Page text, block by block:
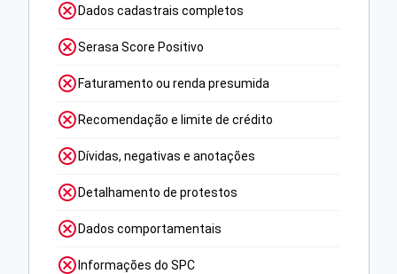
Dados cadastrais completos
Serasa Score Positivo
Faturamento ou renda presumida
Recomendação e limite de crédito
Dívidas, negativas e anotações
Detalhamento de protestos
Dados comportamentais
Informações do SPC